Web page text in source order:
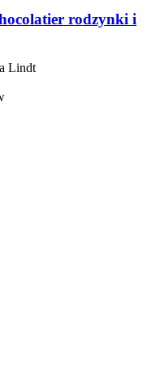
rodzynki i
Lindt